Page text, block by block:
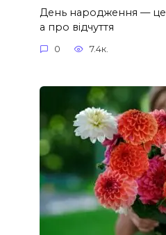
День народження — це
а про відчуття
0 7.4к.